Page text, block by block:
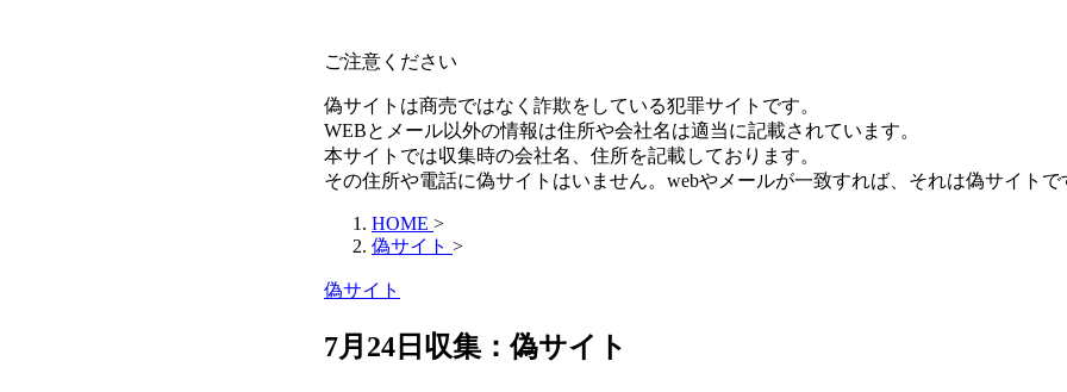
ご注意ください
偽サイトは商売ではなく詐欺をしている犯罪サイトです。
WEBとメール以外の情報は住所や会社名は適当に記載されています。
本サイトでは収集時の会社名、住所を記載しております。
その住所や電話に偽サイトはいません。webやメールが一致すれば、それは偽サイトで
HOME >
偽サイト >
偽サイト
7月24日収集：偽サイト